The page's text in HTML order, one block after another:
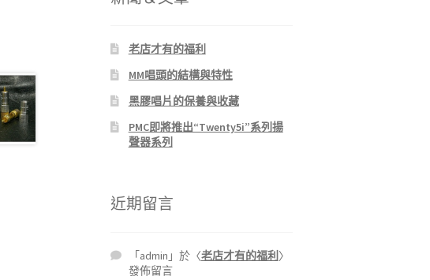
老店才有的福利
MM唱頭的結構與特性
黑膠唱片的保養與收藏
PMC即將推出“Twenty5i”系列揚
聲器系列
近期留言
「admin 」於〈老店才有的福利 〉
發佈留言